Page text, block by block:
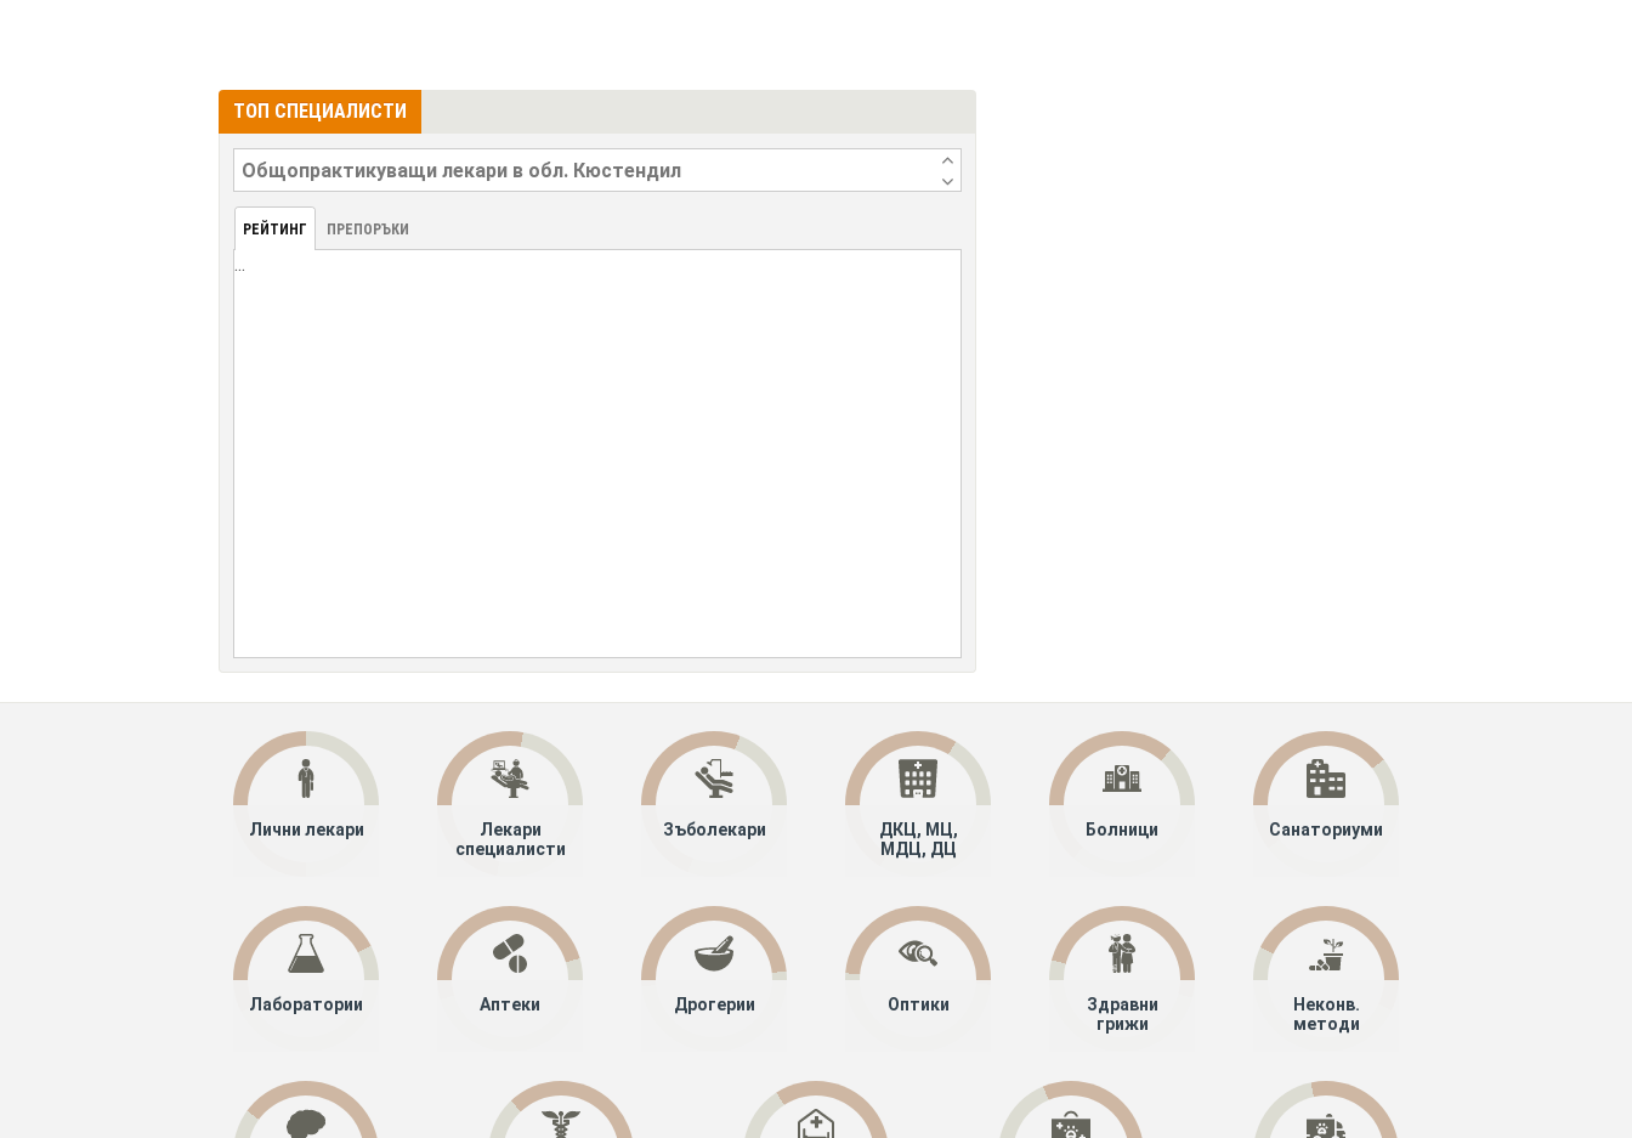
ТОП СПЕЦИАЛИСТИ
РЕЙТИНГ ПРЕПОРЪКИ
...
Лични лекари
Лекари
специалисти
Зъболекари
ДКЦ, МЦ,
МДЦ, ДЦ
Болници Санаториуми
Лаборатории Аптеки Дрогерии Оптики
Здравни
грижи
Неконв.
методи